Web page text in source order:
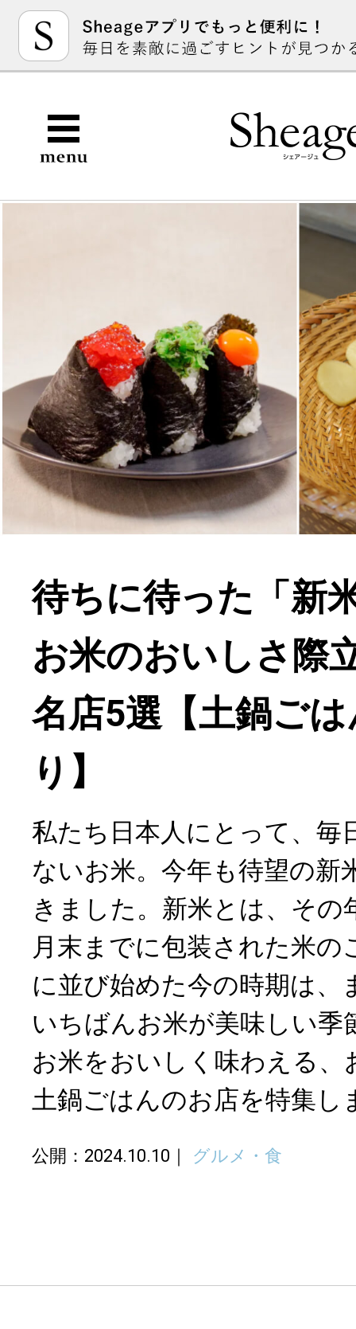
待ちに待った「新
お米のおいしさ際
名店5選【土鍋ご
り】
私たち日本人にとって、毎
ないお米。今年も待望の新
きました。新米とは、その
月末までに包装された米の
に並び始めた今の時期は、
いちばんお米が美味しい季
お米をおいしく味わえる、
土鍋ごはんのお店を特集し
公開：2024.10.10 グルメ・食